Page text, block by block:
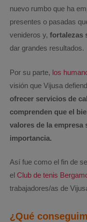
nuevo rumbo que ha
presentes o pasadas
venideros y, fortalezas
dar grandes resultados.
Por su parte, los
visión que Vijusa
ofrecer servicios de
comprenden que el
valores de la empresa
importancia.
Así fue como el fin de
el Club de tenis
trabajadores/as de
¿Qué